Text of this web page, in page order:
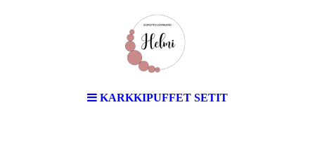
KARKKIPUFFET SETIT